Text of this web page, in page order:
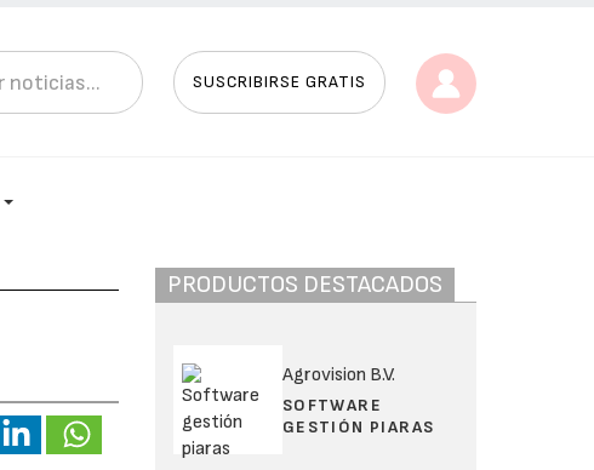
SUSCRIBIRSE GRATIS
PRODUCTOS DESTACADOS
Agrovision B.V.
SOFTWARE
GESTIÓN PIARAS